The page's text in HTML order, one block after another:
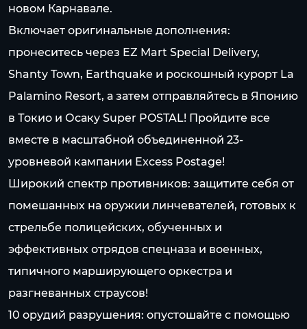
новом Карнавале.
Включает оригинальные дополнения:
пронеситесь через EZ Mart Special Delivery,
Shanty Town, Earthquake и роскошный курорт La
Palamino Resort, а затем отправляйтесь в Японию
в Токио и Осаку Super POSTAL! Пройдите все
вместе в масштабной объединенной 23-
уровневой кампании Excess Postage!
Широкий спектр противников: защитите себя от
помешанных на оружии линчевателей, готовых к
стрельбе полицейских, обученных и
эффективных отрядов спецназа и военных,
типичного марширующего оркестра и
разгневанных страусов!
10 орудий разрушения: опустошайте с помощью